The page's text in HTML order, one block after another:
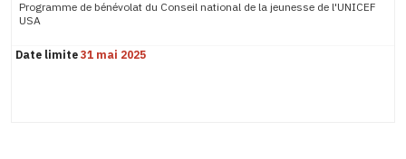
Programme de bénévolat du Conseil national de la jeunesse de l'UNICEF
USA
Date limite31 mai 2025